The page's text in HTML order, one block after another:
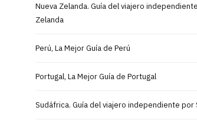
Nueva Zelanda. Guía del viajero
Zelanda
Perú, La Mejor Guía de Perú
Portugal, La Mejor Guía de Portugal
Sudáfrica. Guía del viajero independiente por